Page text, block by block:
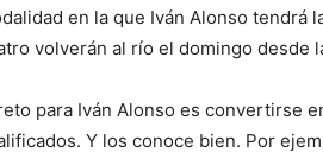
en la que Iván Alonso tendrá
volverán al río el domingo desde
para Iván Alonso es convertirse
Y los conoce bien. Por